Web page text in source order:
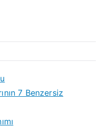
7 Benzersiz